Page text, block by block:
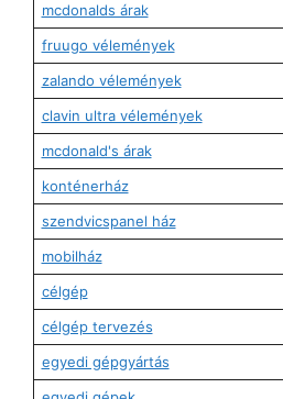
mcdonalds árak
fruugo vélemények
zalando vélemények
clavin ultra vélemények
mcdonald's árak
konténerház
szendvicspanel ház
mobilház
célgép
célgép tervezés
egyedi gépgyártás